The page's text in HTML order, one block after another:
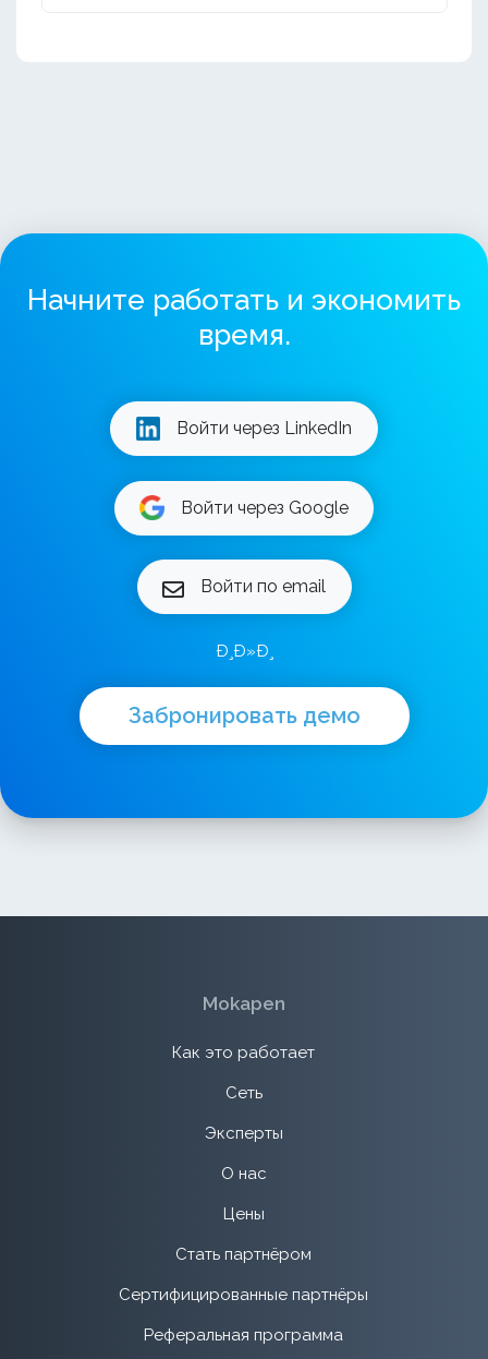
Начните работать и экономить
время.
Войти через LinkedIn
Войти через Google
Войти по email
Ð¸Ð»Ð¸
Забронировать демо
Mokapen
Как это работает
Сеть
Эксперты
О нас
Цены
Стать партнёром
Сертифицированные партнёры
Реферальная программа